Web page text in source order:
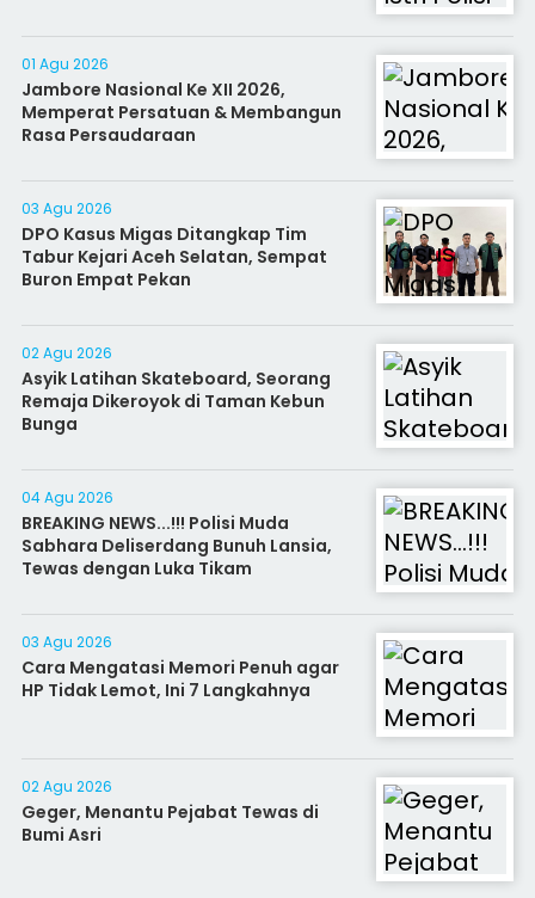
01 Agu 2026
Jambore Nasional Ke XII 2026,
Memperat Persatuan & Membangun
Rasa Persaudaraan
03 Agu 2026
DPO Kasus Migas Ditangkap Tim
Tabur Kejari Aceh Selatan, Sempat
Buron Empat Pekan
02 Agu 2026
Asyik Latihan Skateboard, Seorang
Remaja Dikeroyok di Taman Kebun
Bunga
04 Agu 2026
BREAKING NEWS...!!! Polisi Muda
Sabhara Deliserdang Bunuh Lansia,
Tewas dengan Luka Tikam
03 Agu 2026
Cara Mengatasi Memori Penuh agar
HP Tidak Lemot, Ini 7 Langkahnya
02 Agu 2026
Geger, Menantu Pejabat Tewas di
Bumi Asri